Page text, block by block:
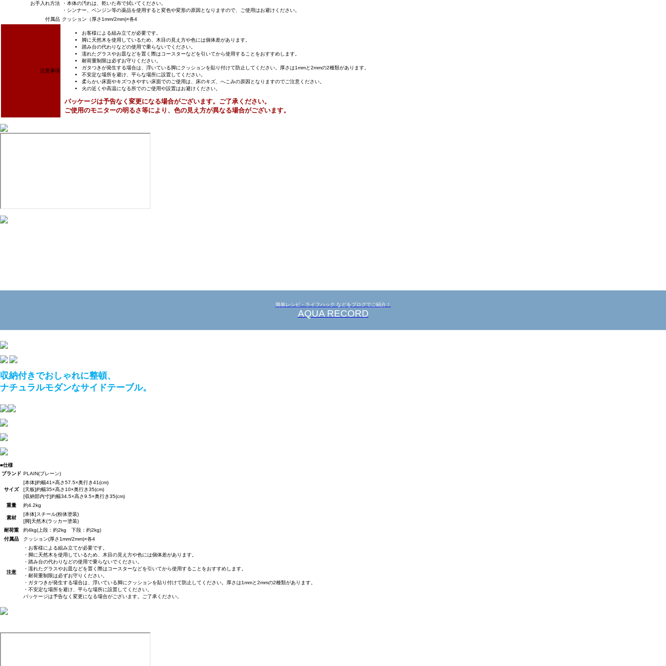
お手入れ方法
・本体の汚れは、乾いた布で拭いてください。
・シンナー、ベンジン等の薬品を使用すると変色や変形の原因となりますので、ご使用はお避けください。
付属品 クッション（厚さ1mm/2mm)×各4
注意事項
お客様による組み立てが必要です。
脚に天然木を使用しているため、木目の見え方や色には個体差があります。
踏み台の代わりなどの使用で乗らないでください。
濡れたグラスやお皿などを置く際はコースターなどを引いてから使用することをおすすめします。
耐荷重制限は必ずお守りください。
ガタつきが発生する場合は、浮いている脚にクッションを貼り付けて防止してください。厚さは1mmと2mmの2種類があります。
不安定な場所を避け、平らな場所に設置してください。
柔らかい床面やキズつきやすい床面でのご使用は、床のキズ、へこみの原因となりますのでご注意ください。
火の近くや高温になる所でのご使用や設置はお避けください。
パッケージは予告なく変更になる場合がございます。ご了承ください。
ご使用のモニターの明るさ等により、色の見え方が異なる場合がございます。
簡単レシピ・ライフハック などをブログでご紹介！
AQUA RECORD
収納付きでおしゃれに整頓、
ナチュラルモダンなサイドテーブル。
■仕様
ブランド PLAIN(プレーン)
サイズ
[本体]約幅41×高さ57.5×奥行き41(cm)
[天板]約幅35×高さ10×奥行き35(cm)
[収納部内寸]約幅34.5×高さ9.5×奥行き35(cm)
重量
約4.2kg
素材
[本体]スチール(粉体塗装)
[脚]天然木(ラッカー塗装)
耐荷重
約4kg(上段：約2kg 下段：約2kg)
付属品
クッション(厚さ1mm/2mm)×各4
注意
・お客様による組み立てが必要です。
・脚に天然木を使用しているため、木目の見え方や色には個体差があります。
・踏み台の代わりなどの使用で乗らないでください。
・濡れたグラスやお皿などを置く際はコースターなどを引いてから使用することをおすすめします。
・耐荷重制限は必ずお守りください。
・ガタつきが発生する場合は、浮いている脚にクッションを貼り付けて防止してください。厚さは1mmと2mmの2種類があります。
・不安定な場所を避け、平らな場所に設置してください。
パッケージは予告なく変更になる場合がございます。ご了承ください。